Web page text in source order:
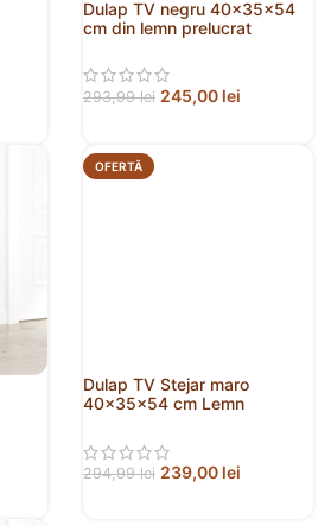
Dulap TV negru 40x35x54
cm din lemn prelucrat
293,99lei 245,00 lei
OFERTĂ
Dulap TV Stejar maro
40x35x54 cm Lemn
294,99lei 239,00 lei